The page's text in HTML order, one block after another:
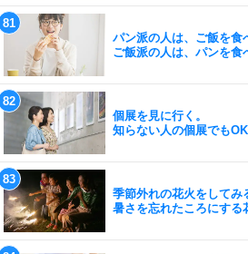
パン派の人は、ご飯を食
ご飯派の人は、パンを食
個展を見に行く。
知らない人の個展でもOK
季節外れの花火をしてみ
暑さを忘れたころにする